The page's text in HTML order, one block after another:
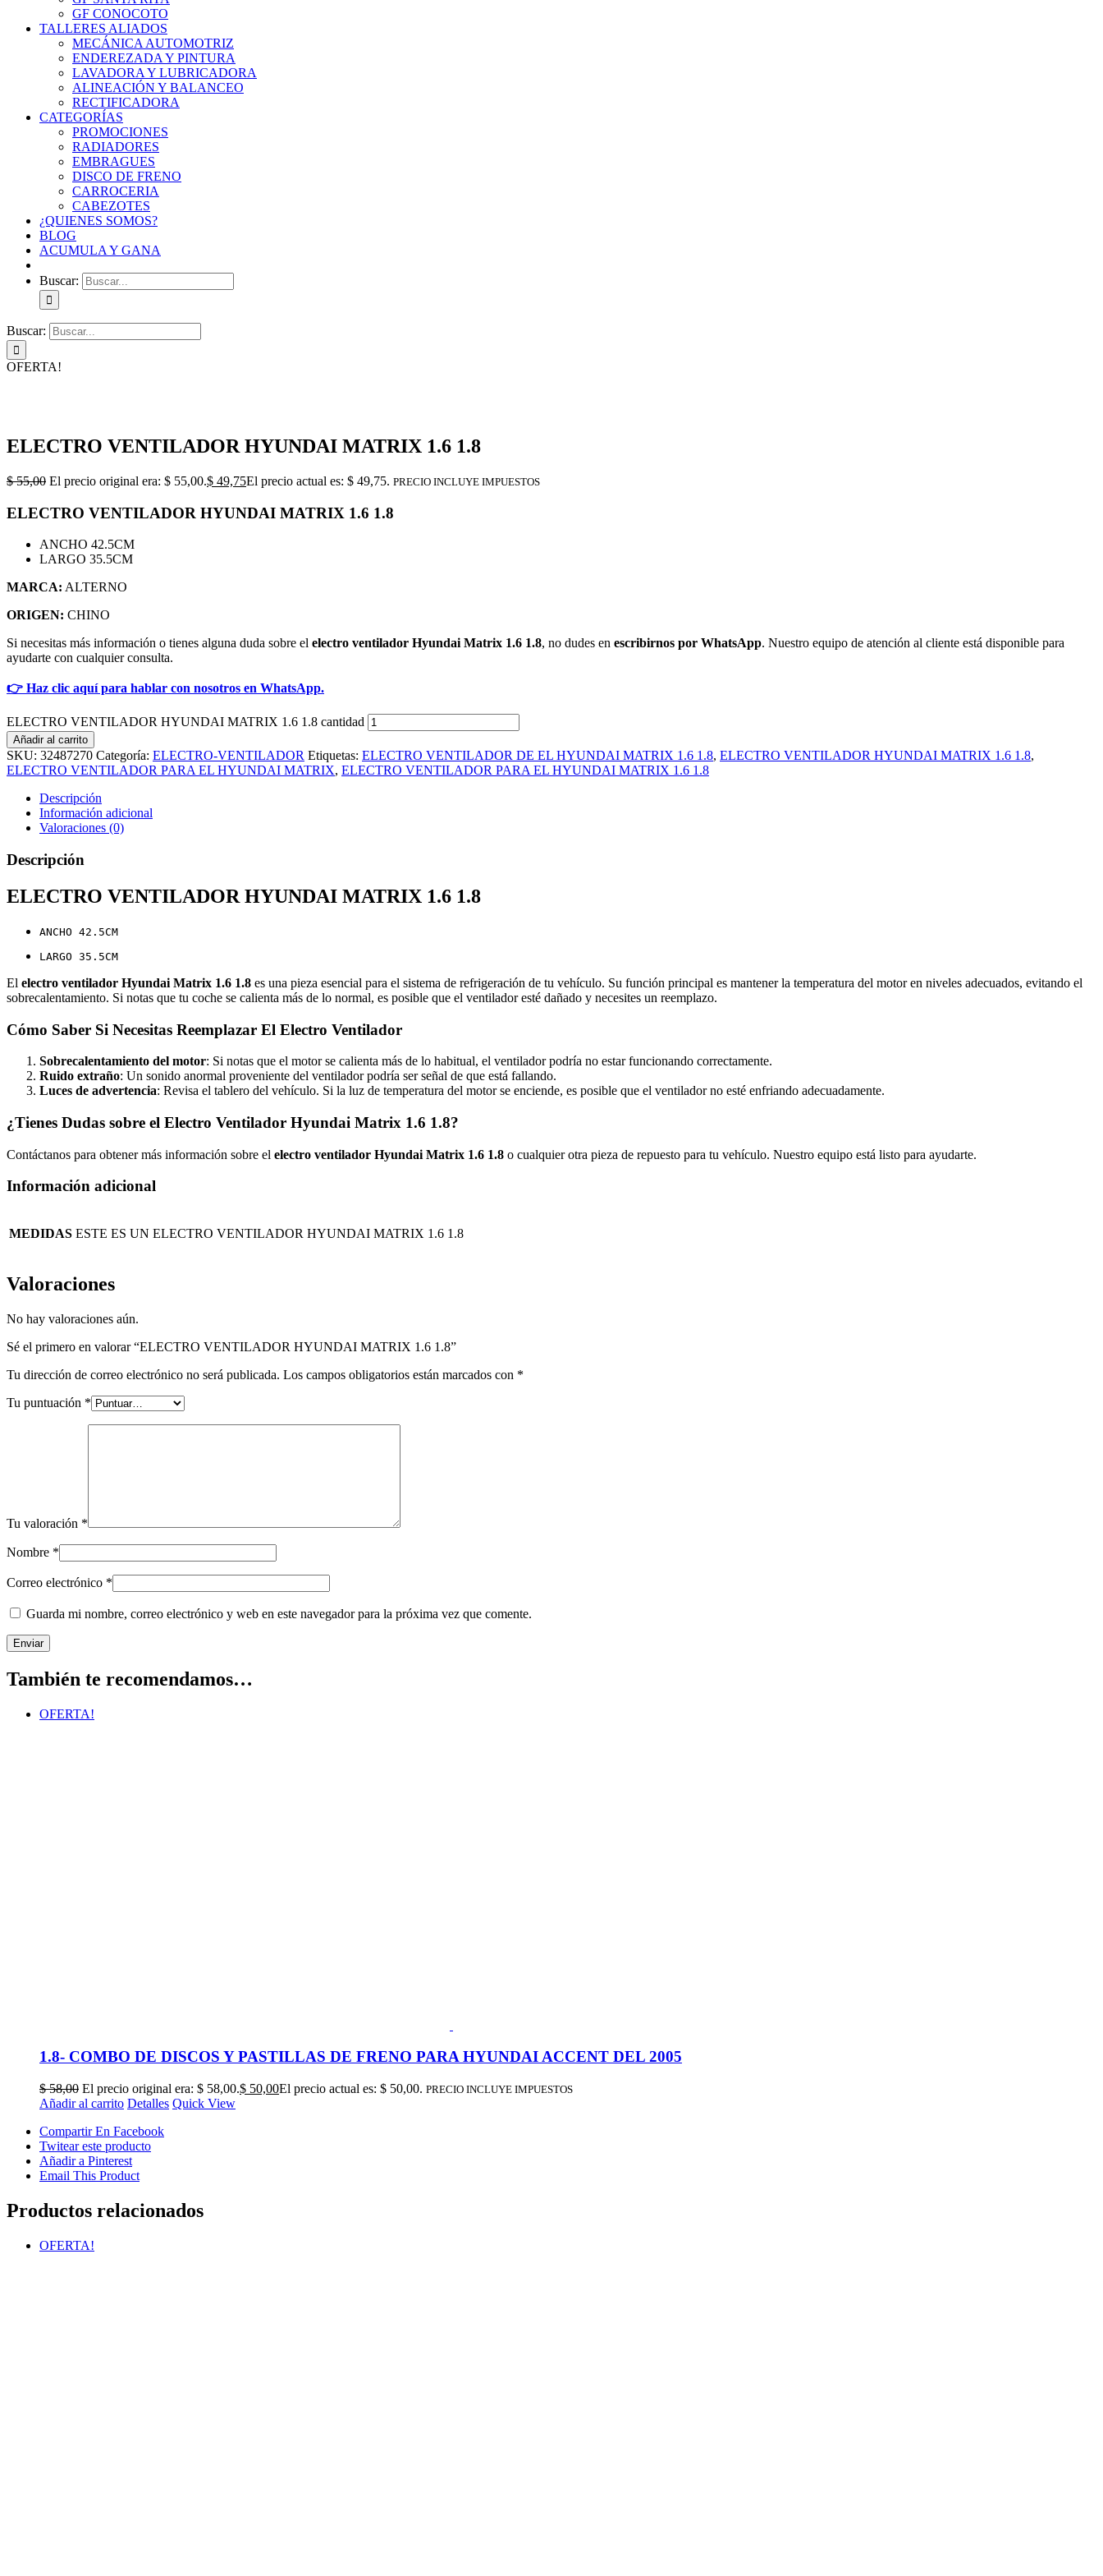
GF CONOCOTO
TALLERES ALIADOS
MECÁNICA AUTOMOTRIZ
ENDEREZADA Y PINTURA
LAVADORA Y LUBRICADORA
ALINEACIÓN Y BALANCEO
RECTIFICADORA
CATEGORÍAS
PROMOCIONES
RADIADORES
EMBRAGUES
DISCO DE FRENO
CARROCERIA
CABEZOTES
¿QUIENES SOMOS?
BLOG
ACUMULA Y GANA
Buscar:
Buscar:
OFERTA!
ELECTRO VENTILADOR HYUNDAI MATRIX 1.6 1.8
$55,00 El precio original era: $ 55,00.$ 49,75El precio actual es: $ 49,75. PRECIO INCLUYE IMPUESTOS
ELECTRO VENTILADOR HYUNDAI MATRIX 1.6 1.8
ANCHO 42.5CM
LARGO 35.5CM
MARCA: ALTERNO
ORIGEN: CHINO
Si necesitas más información o tienes alguna duda sobre el electro ventilador Hyundai Matrix 1.6 1.8, no dudes en escribirnos por WhatsApp. Nuestro equipo de atención al cliente está disponible para
ayudarte con cualquier consulta.
👉 Haz clic aquí para hablar con nosotros en WhatsApp.
ELECTRO VENTILADOR HYUNDAI MATRIX 1.6 1.8 cantidad
Añadir al carrito
SKU: 32487270 Categoría: ELECTRO-VENTILADOR Etiquetas: ELECTRO VENTILADOR DE EL HYUNDAI MATRIX 1.6 1.8, ELECTRO VENTILADOR HYUNDAI MATRIX 1.6 1.8,
ELECTRO VENTILADOR PARA EL HYUNDAI MATRIX, ELECTRO VENTILADOR PARA EL HYUNDAI MATRIX 1.6 1.8
Descripción
Información adicional
Valoraciones (0)
Descripción
ELECTRO VENTILADOR HYUNDAI MATRIX 1.6 1.8
ANCHO 42.5CM
LARGO 35.5CM
El electro ventilador Hyundai Matrix 1.6 1.8 es una pieza esencial para el sistema de refrigeración de tu vehículo. Su función principal es mantener la temperatura del motor en niveles adecuados, evitando el
sobrecalentamiento. Si notas que tu coche se calienta más de lo normal, es posible que el ventilador esté dañado y necesites un reemplazo.
Cómo Saber Si Necesitas Reemplazar El Electro Ventilador
Sobrecalentamiento del motor: Si notas que el motor se calienta más de lo habitual, el ventilador podría no estar funcionando correctamente.
Ruido extraño: Un sonido anormal proveniente del ventilador podría ser señal de que está fallando.
Luces de advertencia: Revisa el tablero del vehículo. Si la luz de temperatura del motor se enciende, es posible que el ventilador no esté enfriando adecuadamente.
¿Tienes Dudas sobre el Electro Ventilador Hyundai Matrix 1.6 1.8?
Contáctanos para obtener más información sobre el electro ventilador Hyundai Matrix 1.6 1.8 o cualquier otra pieza de repuesto para tu vehículo. Nuestro equipo está listo para ayudarte.
Información adicional
MEDIDAS ESTE ES UN ELECTRO VENTILADOR HYUNDAI MATRIX 1.6 1.8
Valoraciones
No hay valoraciones aún.
Sé el primero en valorar “ELECTRO VENTILADOR HYUNDAI MATRIX 1.6 1.8”
Tu dirección de correo electrónico no será publicada. Los campos obligatorios están marcados con *
Tu puntuación *
Tu valoración *
Nombre *
Correo electrónico *
Guarda mi nombre, correo electrónico y web en este navegador para la próxima vez que comente.
También te recomendamos…
OFERTA!
1.8- COMBO DE DISCOS Y PASTILLAS DE FRENO PARA HYUNDAI ACCENT DEL 2005
$58,00 El precio original era: $ 58,00.$ 50,00El precio actual es: $ 50,00. PRECIO INCLUYE IMPUESTOS
Añadir al carrito Detalles Quick View
Compartir En Facebook
Twitear este producto
Añadir a Pinterest
Email This Product
Productos relacionados
OFERTA!